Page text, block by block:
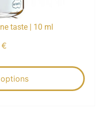
taste | 10 ml
€